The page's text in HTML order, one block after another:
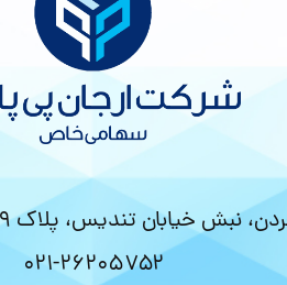
نبش خیابان تندیس، پلاک ۱۴۹ واحد ۲۰۲
۰۲۱-۲۶۲۰۵۷۵۲